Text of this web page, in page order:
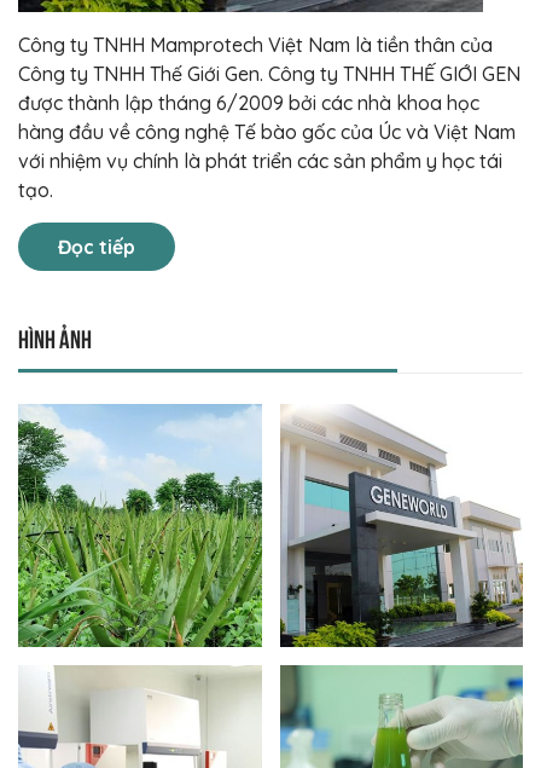
Công ty TNHH Mamprotech Việt Nam là tiền thân của
Công ty TNHH Thế Giới Gen. Công ty TNHH THẾ GIỚI GEN
được thành lập tháng 6/2009 bởi các nhà khoa học
hàng đầu về công nghệ Tế bào gốc của Úc và Việt Nam
với nhiệm vụ chính là phát triển các sản phẩm y học tái
tạo.
Đọc tiếp
Hình ảnh